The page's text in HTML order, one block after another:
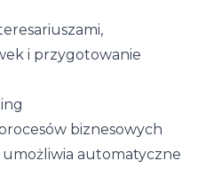
i przygotowanie
biznesowych
umożliwia automatyczne